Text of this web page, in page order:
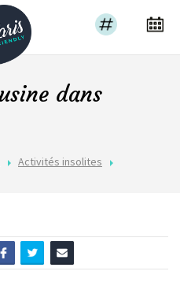
Activités insolites
dans